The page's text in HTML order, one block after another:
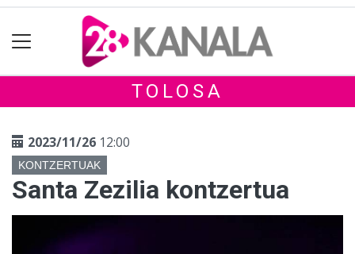
TOLOSA
2023/11/26 12:00
KONTZERTUAK
Santa Zezilia kontzertua